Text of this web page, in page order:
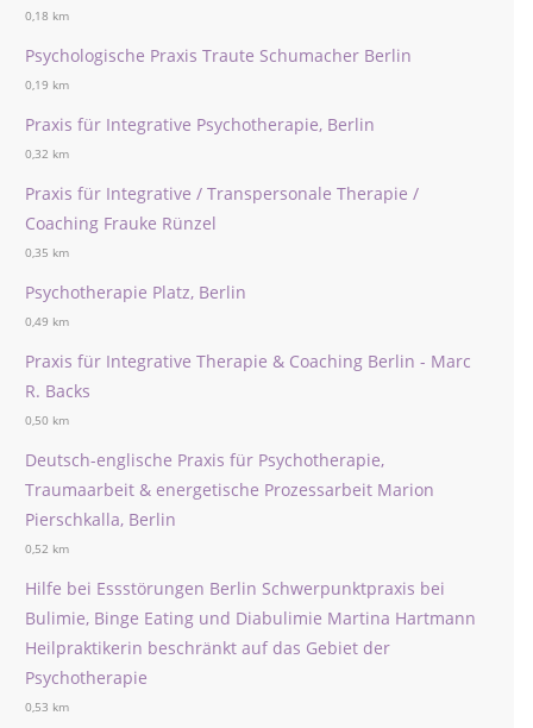
0,18 km
Psychologische Praxis Traute Schumacher Berlin
0,19 km
Praxis für Integrative Psychotherapie, Berlin
0,32 km
Praxis für Integrative / Transpersonale Therapie /
Coaching Frauke Rünzel
0,35 km
Psychotherapie Platz, Berlin
0,49 km
Praxis für Integrative Therapie & Coaching Berlin - Marc
R. Backs
0,50 km
Deutsch-englische Praxis für Psychotherapie,
Traumaarbeit & energetische Prozessarbeit Marion
Pierschkalla, Berlin
0,52 km
Hilfe bei Essstörungen Berlin Schwerpunktpraxis bei
Bulimie, Binge Eating und Diabulimie Martina Hartmann
Heilpraktikerin beschränkt auf das Gebiet der
Psychotherapie
0,53 km